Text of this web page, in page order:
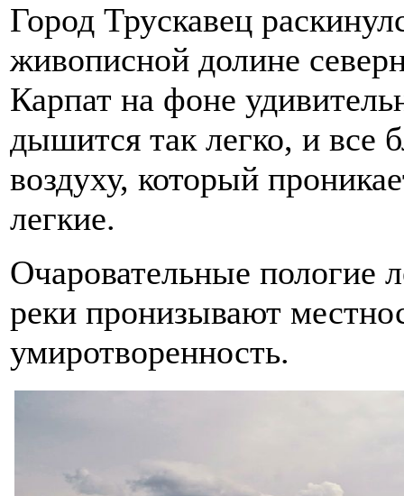
Город Трускавец
живописной долине
Карпат на фоне
дышится так легко, и все
воздуху, который
легкие.
Очаровательные пологие
реки пронизывают
умиротворенность.